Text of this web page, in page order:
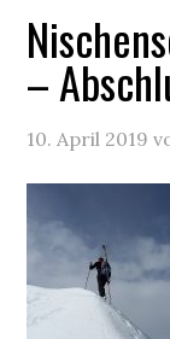
–
10. April 2019